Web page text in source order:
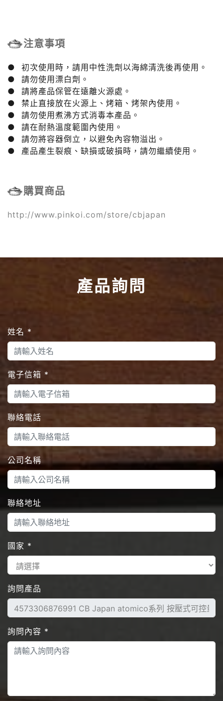
注意事項
● 初次使用時，請用中性洗劑以海綿清洗後再使用。
● 請勿使用漂白劑。
● 請將產品保管在遠離火源處。
● 禁止直接放在火源上、烤箱、烤架內使用。
● 請勿使用煮沸方式消毒本產品。
● 請在耐熱溫度範圍內使用。
● 請勿將容器倒立，以避免內容物溢出。
● 產品產生裂痕、缺損或破損時，請勿繼續使用。
購買商品
http://www.pinkoi.com/store/cbjapan
產品詢問
姓名 *
電子信箱 *
聯絡電話
公司名稱
聯絡地址
國家 *
詢問產品
詢問內容 *